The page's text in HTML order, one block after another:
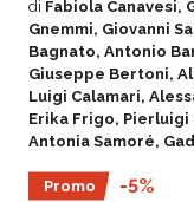
di Fabiola Canavesi,
Gnemmi, Giovanni
Bagnato, Antonio
Giuseppe Bertoni,
Luigi Calamari,
Erika Frigo, Pierluigi
Antonia Samoré,
Promo
-5%